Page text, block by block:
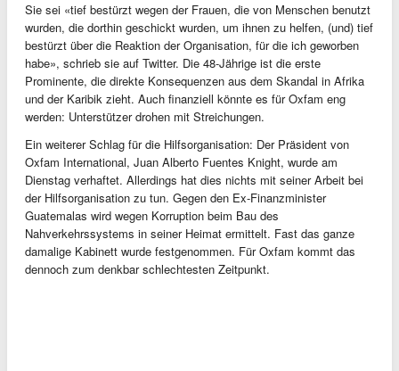
Sie sei «tief bestürzt wegen der Frauen, die von Menschen benutzt
wurden, die dorthin geschickt wurden, um ihnen zu helfen, (und) tief
bestürzt über die Reaktion der Organisation, für die ich geworben
habe», schrieb sie auf Twitter. Die 48-Jährige ist die erste
Prominente, die direkte Konsequenzen aus dem Skandal in Afrika
und der Karibik zieht. Auch finanziell könnte es für Oxfam eng
werden: Unterstützer drohen mit Streichungen.
Ein weiterer Schlag für die Hilfsorganisation: Der Präsident von
Oxfam International, Juan Alberto Fuentes Knight, wurde am
Dienstag verhaftet. Allerdings hat dies nichts mit seiner Arbeit bei
der Hilfsorganisation zu tun. Gegen den Ex-Finanzminister
Guatemalas wird wegen Korruption beim Bau des
Nahverkehrssystems in seiner Heimat ermittelt. Fast das ganze
damalige Kabinett wurde festgenommen. Für Oxfam kommt das
dennoch zum denkbar schlechtesten Zeitpunkt.